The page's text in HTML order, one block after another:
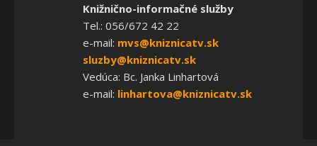
Knižnično-informačné služby
Tel.: 056/672 42 22
e-mail: mvs@kniznicatv.sk
sluzby@kniznicatv.sk
Vedúca: Bc. Janka Linhartová
e-mail: linhartova@kniznicatv.sk